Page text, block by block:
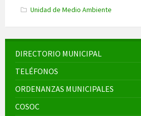
Categoria:
Unidad de Medio Ambiente
DIRECTORIO MUNICIPAL
TELÉFONOS
ORDENANZAS MUNICIPALES
COSOC